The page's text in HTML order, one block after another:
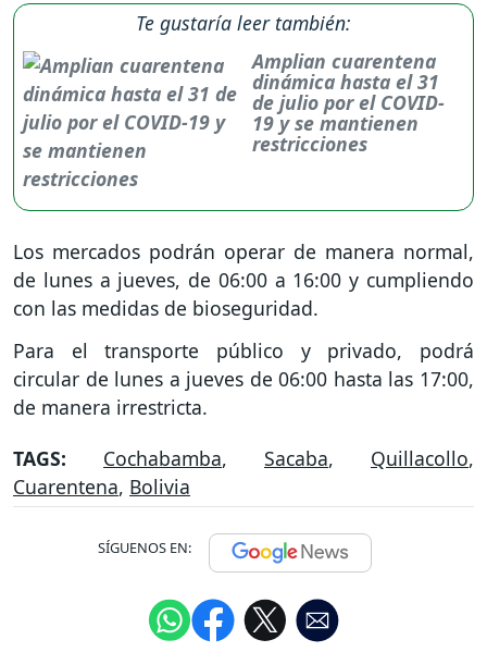
Te gustaría leer también:
Amplian cuarentena
dinámica hasta el 31
de julio por el COVID-
19 y se mantienen
restricciones
Los mercados podrán operar de manera normal,
de lunes a jueves, de 06:00 a 16:00 y cumpliendo
con las medidas de bioseguridad.
Para el transporte público y privado, podrá
circular de lunes a jueves de 06:00 hasta las 17:00,
de manera irrestricta.
TAGS: Cochabamba, Sacaba, Quillacollo,
Cuarentena, Bolivia
SÍGUENOS EN: